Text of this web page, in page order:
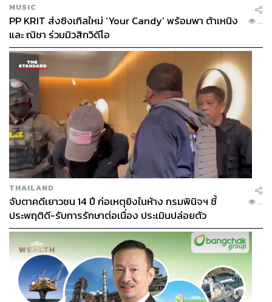
MUSIC
PP KRIT ส่งซิงเกิลใหม่ ‘Your Candy’ พร้อมพา ต้าเหนิง
และ ณิชา ร่วมมิวสิกวิดีโอ
...
THAILAND
จับตาคดีเยาวชน 14 ปี ก่อเหตุยิงในห้าง กรมพินิจฯ ชี้
ประพฤติดี-รับการรักษาต่อเนื่อง ประเมินปล่อยตัว
...